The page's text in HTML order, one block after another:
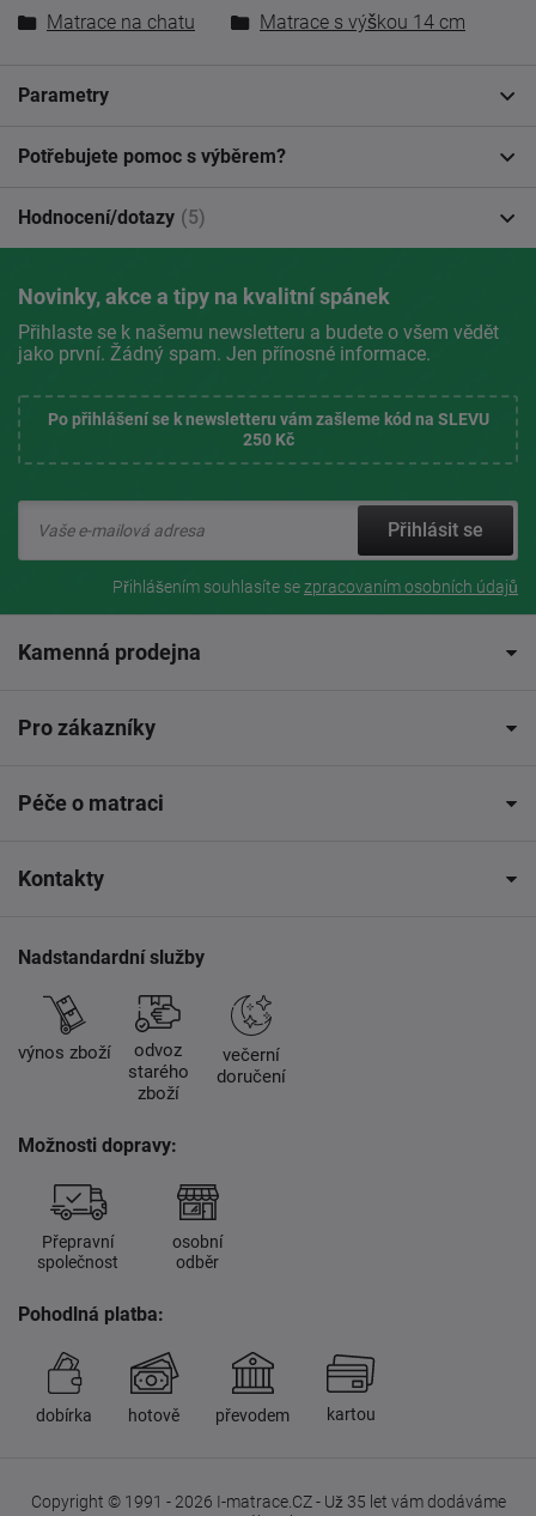
Matrace na chatu
Matrace s výškou 14 cm
Parametry
Potřebujete pomoc s výběrem?
Hodnocení/dotazy (5)
Novinky, akce a tipy na kvalitní spánek
Přihlaste se k našemu newsletteru a budete o všem vědět
jako první. Žádný spam. Jen přínosné informace.
Po přihlášení se k newsletteru vám zašleme kód na SLEVU
250 Kč
Přihlásit se
Přihlášením souhlasíte sezpracovaním osobních údajů
Kamenná prodejna
Pro zákazníky
Péče o matraci
Kontakty
Nadstandardní služby
výnos zboží
odvoz
starého
zboží
večerní
doručení
Možnosti dopravy:
Přepravní
společnost
osobní
odběr
Pohodlná platba:
dobírka hotově převodem kartou
Copyright © 1991 - 2026 I-matrace.CZ - Už 35 let vám dodáváme